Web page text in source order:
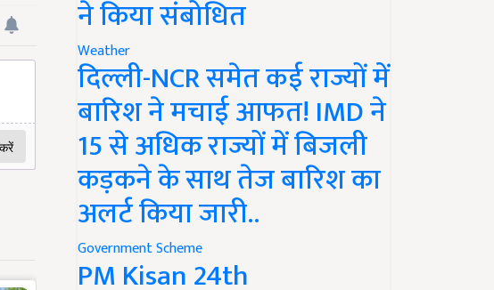
ने किया संबोधित
Weather
दिल्ली-NCR समेत कई राज्यों में
बारिश ने मचाई आफत! IMD ने
15 से अधिक राज्यों में बिजली
कड़कने के साथ तेज बारिश का
अलर्ट किया जारी..
Government Scheme
PM Kisan 24th